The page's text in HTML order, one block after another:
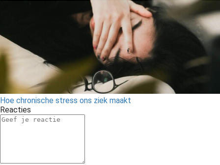
Hoe chronische stress ons ziek maakt
Reacties